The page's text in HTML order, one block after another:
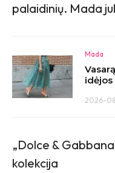
palaidinių. Mada
Mada
2026-
„Dolce &
kolekcija